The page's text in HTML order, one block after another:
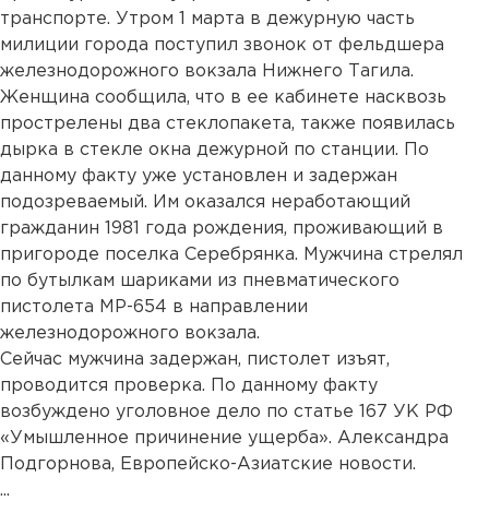
транспорте. Утром 1 марта в дежурную часть
милиции города поступил звонок от фельдшера
железнодорожного вокзала Нижнего Тагила.
Женщина сообщила, что в ее кабинете насквозь
прострелены два стеклопакета, также появилась
дырка в стекле окна дежурной по станции. По
данному факту уже установлен и задержан
подозреваемый. Им оказался неработающий
гражданин 1981 года рождения, проживающий в
пригороде поселка Серебрянка. Мужчина стрелял
по бутылкам шариками из пневматического
пистолета МР-654 в направлении
железнодорожного вокзала.
Сейчас мужчина задержан, пистолет изъят,
проводится проверка. По данному факту
возбуждено уголовное дело по статье 167 УК РФ
«Умышленное причинение ущерба». Александра
Подгорнова, Европейско-Азиатские новости.
...